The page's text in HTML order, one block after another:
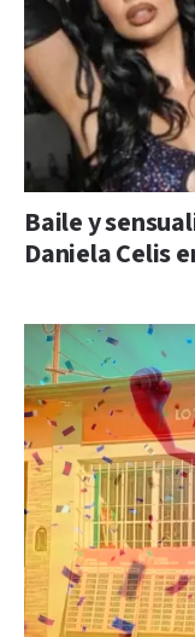
Baile y
Daniela Celis